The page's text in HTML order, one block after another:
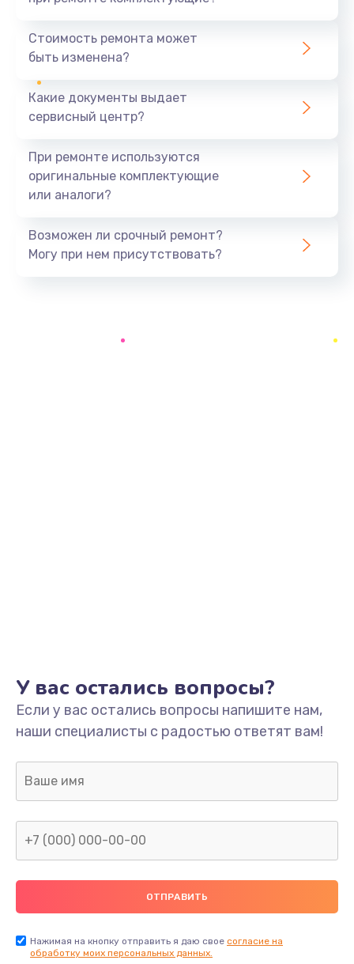
1440 руб.
Ремонт южного моста
Замена батарейки BIOS
Заказать
Замена/Pемонт карбюратора
1300 руб.
Заказать
Ремонт капиллярной трубки
400 руб.
Заказать
Стоимость ремонта может
быть изменена?
Какие документы выдает
сервисный центр?
При ремонте используются
оригинальные комплектующие
или аналоги?
Возможен ли срочный ремонт?
Могу при нем присутствовать?
У вас остались вопросы?
Если у вас остались вопросы напишите нам,
наши специалисты с радостью ответят вам!
Нажимая на кнопку отправить я даю свое согласие на
обработку моих персональных данных.